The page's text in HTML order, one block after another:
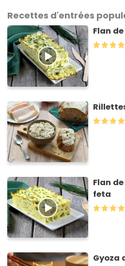
Recettes d'entrées
Flan
Flan
feta
Gyoza